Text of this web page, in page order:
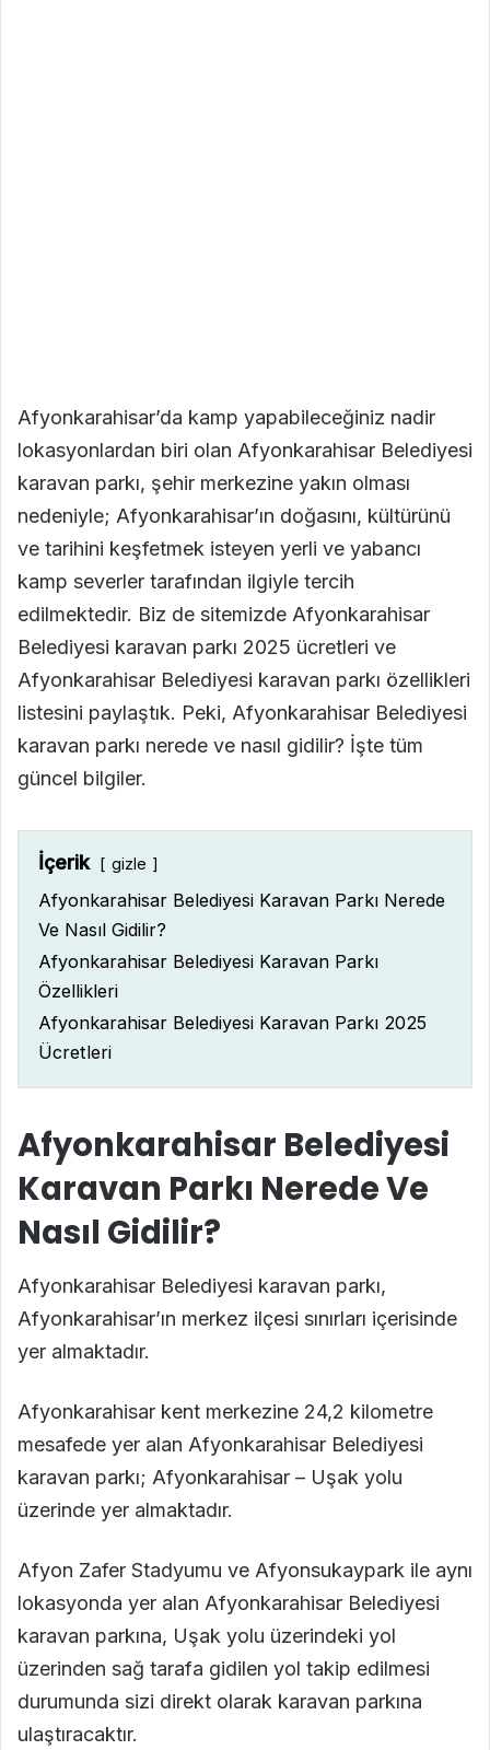
Afyonkarahisar’da kamp yapabileceğiniz nadir
lokasyonlardan biri olan Afyonkarahisar Belediyesi
karavan parkı, şehir merkezine yakın olması
nedeniyle; Afyonkarahisar’ın doğasını, kültürünü
ve tarihini keşfetmek isteyen yerli ve yabancı
kamp severler tarafından ilgiyle tercih
edilmektedir. Biz de sitemizde Afyonkarahisar
Belediyesi karavan parkı 2025 ücretleri ve
Afyonkarahisar Belediyesi karavan parkı özellikleri
listesini paylaştık. Peki, Afyonkarahisar Belediyesi
karavan parkı nerede ve nasıl gidilir? İşte tüm
güncel bilgiler.
İçerik gizle
Afyonkarahisar Belediyesi Karavan Parkı Nerede
Ve Nasıl Gidilir?
Afyonkarahisar Belediyesi Karavan Parkı
Özellikleri
Afyonkarahisar Belediyesi Karavan Parkı 2025
Ücretleri
Afyonkarahisar Belediyesi
Karavan Parkı Nerede Ve
Nasıl Gidilir?
Afyonkarahisar Belediyesi karavan parkı,
Afyonkarahisar’ın merkez ilçesi sınırları içerisinde
yer almaktadır.
Afyonkarahisar kent merkezine 24,2 kilometre
mesafede yer alan Afyonkarahisar Belediyesi
karavan parkı; Afyonkarahisar – Uşak yolu
üzerinde yer almaktadır.
Afyon Zafer Stadyumu ve Afyonsukaypark ile aynı
lokasyonda yer alan Afyonkarahisar Belediyesi
karavan parkına, Uşak yolu üzerindeki yol
üzerinden sağ tarafa gidilen yol takip edilmesi
durumunda sizi direkt olarak karavan parkına
ulaştıracaktır.